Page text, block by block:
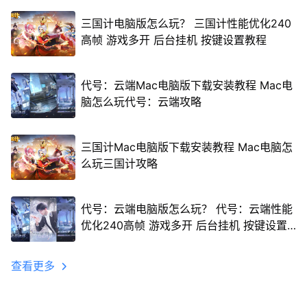
三国计电脑版怎么玩？ 三国计性能优化240
高帧 游戏多开 后台挂机 按键设置教程
代号：云端Mac电脑版下载安装教程 Mac电
脑怎么玩代号：云端攻略
三国计Mac电脑版下载安装教程 Mac电脑怎
么玩三国计攻略
代号：云端电脑版怎么玩？ 代号：云端性能
优化240高帧 游戏多开 后台挂机 按键设置
查看更多